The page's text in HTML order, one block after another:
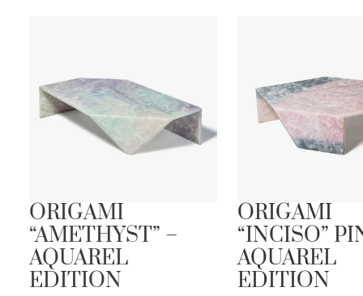
ORIGAMI
“AMETHYST” –
AQUAREL
EDITION
ORIGAMI
“INCISO”
AQUAREL
EDITION